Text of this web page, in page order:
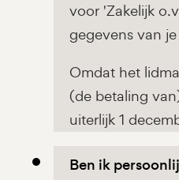
voor 'Zakelijk
gegevens van
Omdat het
(de betaling
uiterlijk 1
Ben ik